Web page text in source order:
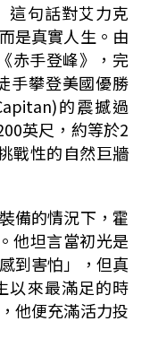
這句話對艾力克
是真實人生。由
赤手登峰》，完
手攀登美國優勝
的震撼過
英尺，約等於2
戰性的自然巨牆
備的情況下，霍
他坦言當初光是
到害怕」，但真
以來最滿足的時
他便充滿活力投